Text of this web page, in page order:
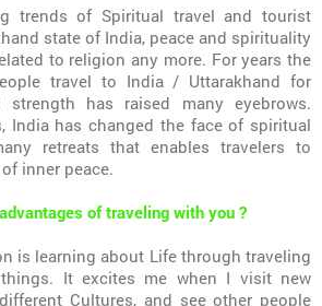
trends of Spiritual travel and tourist
state of India, peace and spirituality
to religion any more. For years the
travel to India / Uttarakhand for
strength has raised many eyebrows.
India has changed the face of spiritual
retreats that enables travelers to
inner peace.
of traveling with you ?
is learning about Life through traveling
It excites me when I visit new
Cultures, and see other people